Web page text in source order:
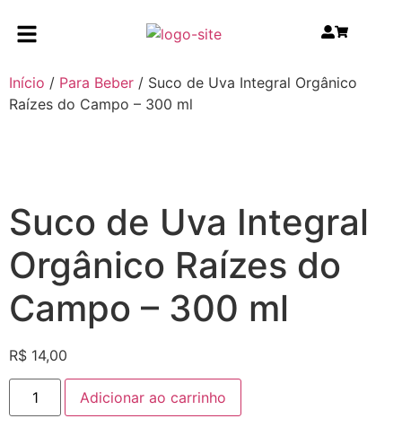
Início / Para Beber / Suco de Uva Integral Orgânico
Raízes do Campo – 300 ml
Suco de Uva Integral
Orgânico Raízes do
Campo – 300 ml
R$ 14,00
Adicionar ao carrinho